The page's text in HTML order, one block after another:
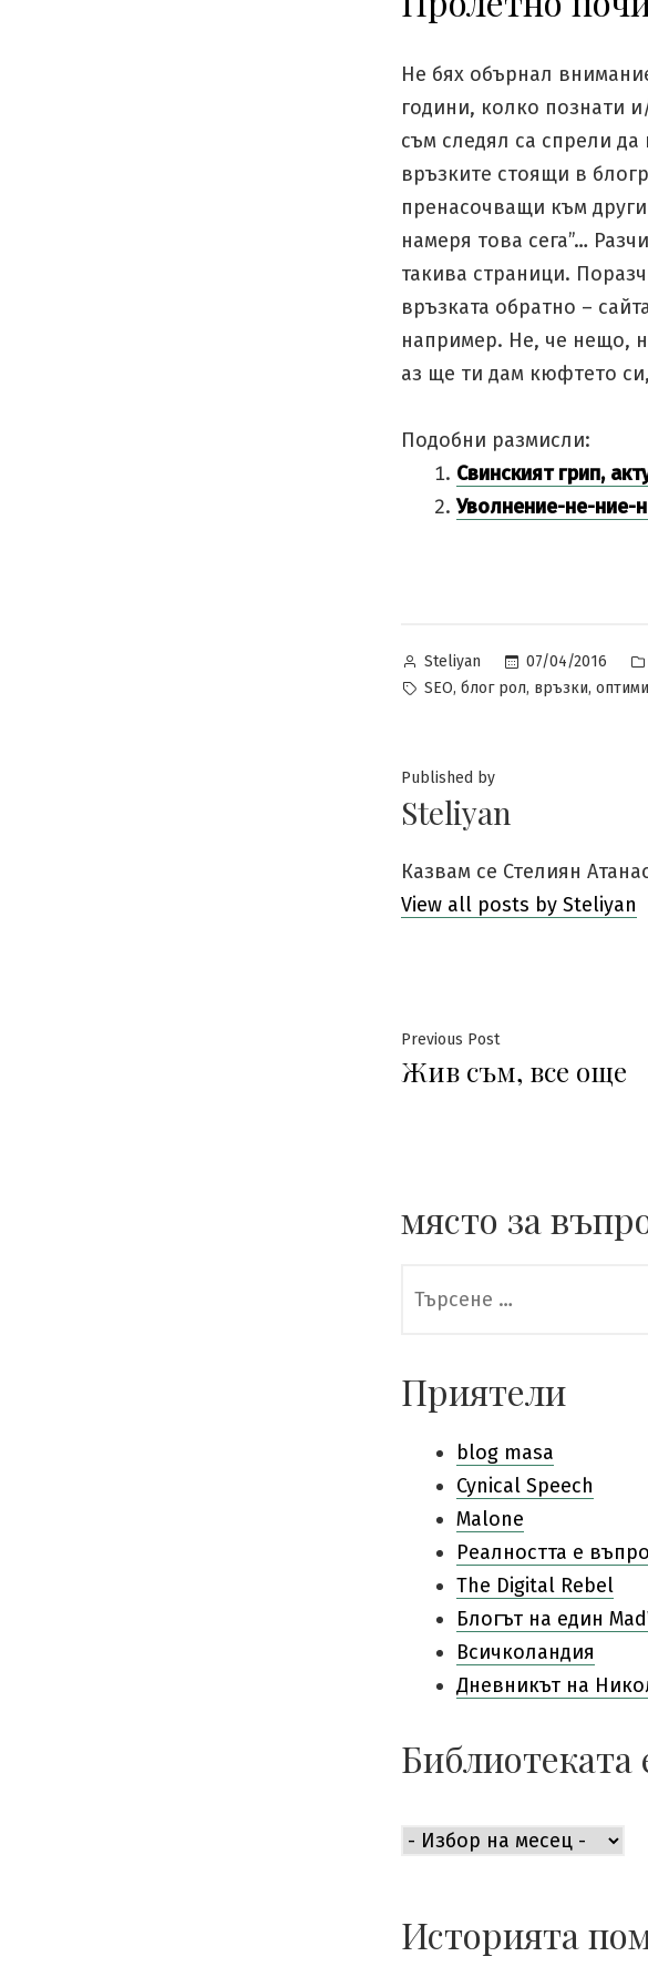
Не бях обърнал
години, колко познати
съм следял са спрели
връзките стоящи в
пренасочващи към
намеря това сега”…
такива страници.
връзката обратно –
например. Не, че нещо,
аз ще ти дам кюфтето
Подобни размисли:
Свинският грип,
Уволнение-не-ние-
Posted
by
Steliyan 07/04/2016
Tags:
SEO, блог рол, връзки,
Published by
Steliyan
Казвам се Стелиян
View all posts by Steliyan
Навигация
Previous PostPrevious
post:
Жив съм, все още
място за
за:
Приятели
blog masa
Cynical Speech
Malone
Pеалността е
The Digital Rebel
Блогът на един
Всичколандия
Дневникът на
Библиотеката
е
богата:
Историята